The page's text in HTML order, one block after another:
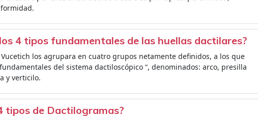
4 tipos fundamentales de las huellas dactilares?
los agrupara en cuatro grupos netamente definidos, a los que
del sistema dactiloscópico “, denominados: arco, presilla
y verticilo.
tipos de Dactilogramas?